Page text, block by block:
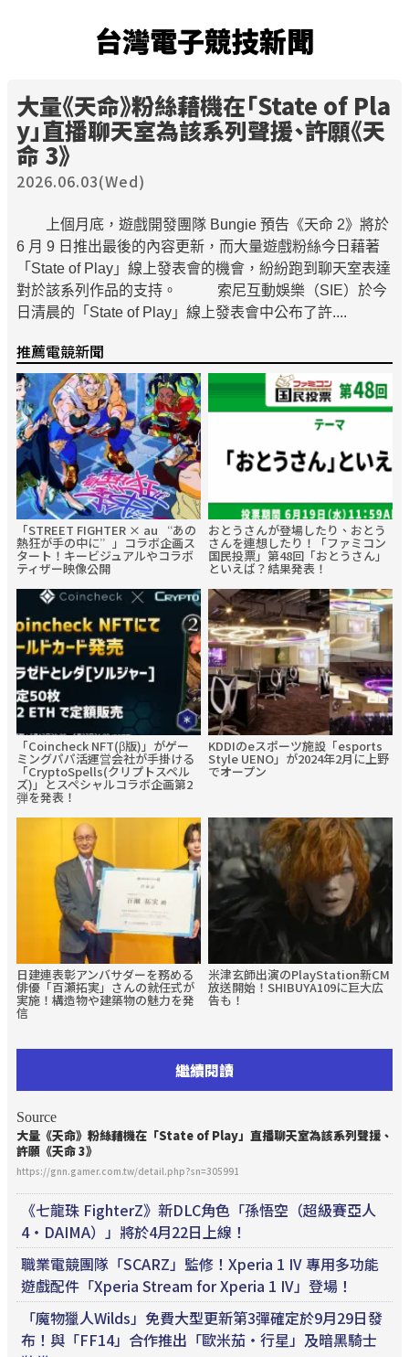
台灣電子競技新聞
大量《天命》粉絲藉機在「State of Pla
y」直播聊天室為該系列聲援、許願《天
命 3》
2026.06.03(Wed)
上個月底，遊戲開發團隊 Bungie 預告《天命 2》將於
6 月 9 日推出最後的內容更新，而大量遊戲粉絲今日藉著
「State of Play」線上發表會的機會，紛紛跑到聊天室表達
對於該系列作品的支持。 索尼互動娛樂（SIE）於今
日清晨的「State of Play」線上發表會中公布了許....
推薦電競新聞
「STREET FIGHTER × au “あの
熱狂が手の中に”」コラボ企画ス
タート！キービジュアルやコラボ
ティザー映像公開
おとうさんが登場したり、おとう
さんを連想したり！「ファミコン
国民投票」第48回「おとうさん」
といえば？結果発表！
「Coincheck NFT(β版)」がゲー
ミングパパ活運営会社が手掛ける
「CryptoSpells(クリプトスペル
ズ)」とスペシャルコラボ企画第2
弾を発表！
KDDIのeスポーツ施設「esports
Style UENO」が2024年2月に上野
でオープン
日建連表彰アンバサダーを務める
俳優「百瀬拓実」さんの就任式が
実施！構造物や建築物の魅力を発
信
米津玄師出演のPlayStation新CM
放送開始！SHIBUYA109に巨大広
告も！
繼續閱讀
Source
大量《天命》粉絲藉機在「State of Play」直播聊天室為該系列聲援、
許願《天命 3》
https://gnn.gamer.com.tw/detail.php?sn=305991
《七龍珠 FighterZ》新DLC角色「孫悟空（超級賽亞人
4・DAIMA）」將於4月22日上線！
職業電競團隊「SCARZ」監修！Xperia 1 IV 專用多功能
遊戲配件「Xperia Stream for Xperia 1 IV」登場！
「魔物獵人Wilds」免費大型更新第3彈確定於9月29日發
布！與「FF14」合作推出「歐米茄・行星」及暗黑騎士